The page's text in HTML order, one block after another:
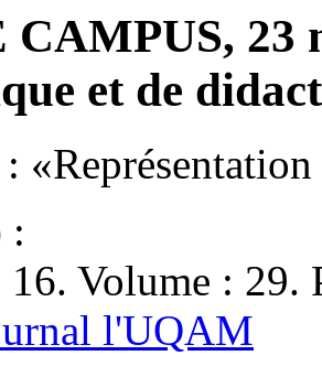
CAMPUS, 23
et de
:
Volume : 29.
l'UQAM